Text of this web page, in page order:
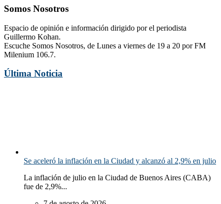
Somos Nosotros
Espacio de opinión e información dirigido por el periodista
Guillermo Kohan.
Escuche Somos Nosotros, de Lunes a viernes de 19 a 20 por FM
Milenium 106.7.
Última Noticia
Se aceleró la inflación en la Ciudad y alcanzó al 2,9% en julio
La inflación de julio en la Ciudad de Buenos Aires (CABA)
fue de 2,9%...